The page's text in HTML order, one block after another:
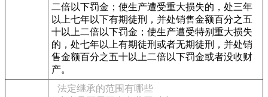
二倍以下罚金；使生产遭受重大损失的，处三年
以上七年以下有期徒刑，并处销售金额百分之五
十以上二倍以下罚金；使生产遭受特别重大损失
的，处七年以上有期徒刑或者无期徒刑，并处销
售金额百分之五十以上二倍以下罚金或者没收财
产。
法定继承的范围有哪些